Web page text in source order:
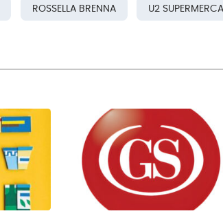
ROSSELLA BRENNA U2